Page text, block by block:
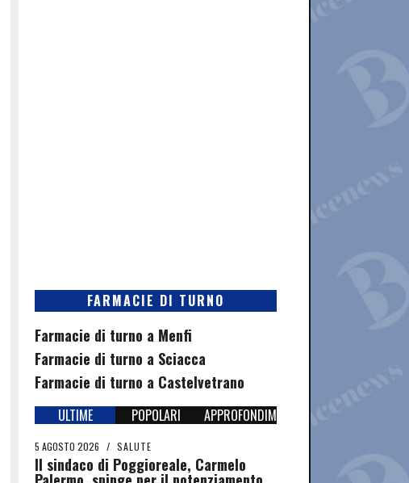
FARMACIE DI TURNO
Farmacie di turno a Menfi
Farmacie di turno a Sciacca
Farmacie di turno a Castelvetrano
ULTIME POPOLARI APPROFONDIMENTI
5 AGOSTO 2026 / SALUTE
Il sindaco di Poggioreale, Carmelo